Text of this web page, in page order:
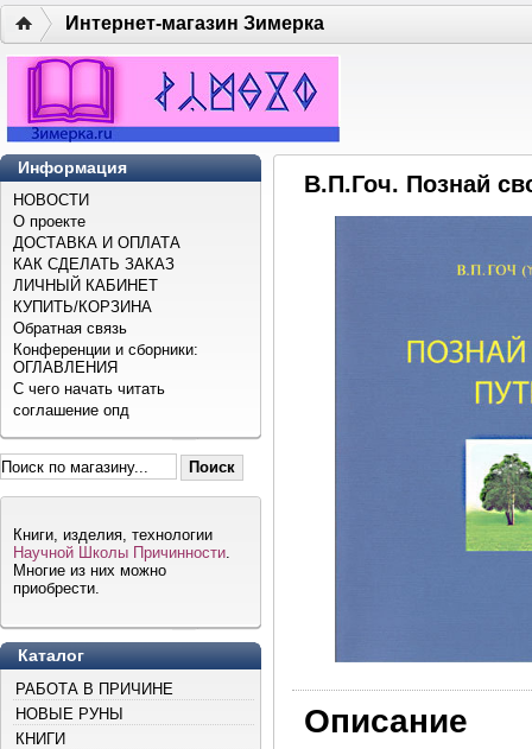
Интернет-магазин Зимерка
Информация
НОВОСТИ
О проекте
ДОСТАВКА И ОПЛАТА
КАК СДЕЛАТЬ ЗАКАЗ
ЛИЧНЫЙ КАБИНЕТ
КУПИТЬ/КОРЗИНА
Обратная связь
Конференции и сборники:
ОГЛАВЛЕНИЯ
С чего начать читать
соглашение опд
Книги, изделия, технологии
Научной Школы Причинности
Многие из них можно
приобрести.
Каталог
РАБОТА В ПРИЧИНЕ
НОВЫЕ РУНЫ
КНИГИ
В.П.Гоч. Познай
Описание